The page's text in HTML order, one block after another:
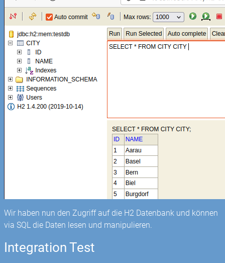
Wir haben nun den Zugriff auf die H2 Datenbank und können
via SQL die Daten lesen und manipulieren.
Integration Test